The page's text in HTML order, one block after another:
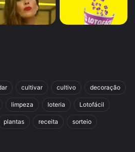
cultivar cultivo decoração
limpeza loteria Lotofácil
plantas receita sorteio